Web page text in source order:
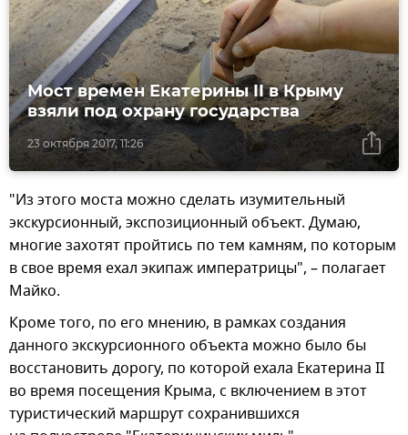
23 октября 2017, 11:26
Мост времен Екатерины II в Крыму
взяли под охрану государства
"Из этого моста можно сделать изумительный
экскурсионный, экспозиционный объект. Думаю,
многие захотят пройтись по тем камням, по которым
в свое время ехал экипаж императрицы", – полагает
Майко.
Кроме того, по его мнению, в рамках создания
данного экскурсионного объекта можно было бы
восстановить дорогу, по которой ехала Екатерина II
во время посещения Крыма, с включением в этот
туристический маршрут сохранившихся